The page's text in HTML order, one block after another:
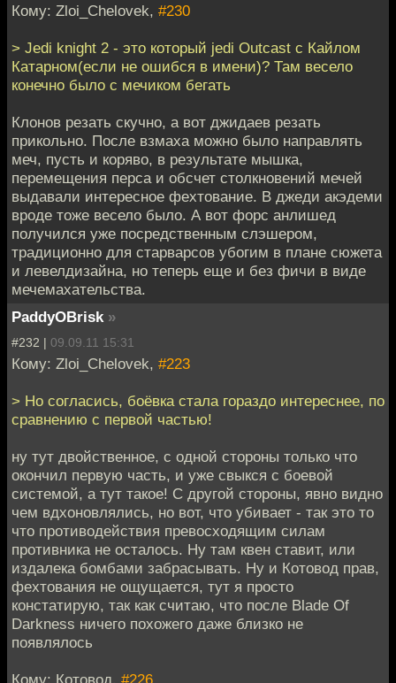
Кому: Zloi_Chelovek, #230
> Jedi knight 2 - это который jedi Outcast с Кайлом
Катарном(если не ошибся в имени)? Там весело
конечно было с мечиком бегать
Клонов резать скучно, а вот джидаев резать
прикольно. После взмаха можно было направлять
меч, пусть и коряво, в результате мышка,
перемещения перса и обсчет столкновений мечей
выдавали интересное фехтование. В джеди акэдеми
вроде тоже весело было. А вот форс анлишед
получился уже посредственным слэшером,
традиционно для старварсов убогим в плане сюжета
и левелдизайна, но теперь еще и без фичи в виде
мечемахательства.
PaddyOBrisk »
#232 | 09.09.11 15:31
Кому: Zloi_Chelovek, #223
> Но согласись, боёвка стала гораздо интереснее, по
сравнению с первой частью!
ну тут двойственное, с одной стороны только что
окончил первую часть, и уже свыкся с боевой
системой, а тут такое! С другой стороны, явно видно
чем вдхоновлялись, но вот, что убивает - так это то
что противодействия превосходящим силам
противника не осталось. Ну там квен ставит, или
издалека бомбами забрасывать. Ну и Котовод прав,
фехтования не ощущается, тут я просто
констатирую, так как считаю, что после Blade Of
Darkness ничего похожего даже близко не
появлялось